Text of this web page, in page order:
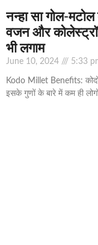
नन्हा सा गोल-
वजन और
भी लगाम
June 10, 2024 5:33
Kodo Millet Benefits: कोदो
इसके गुणों के बारे में कम ही